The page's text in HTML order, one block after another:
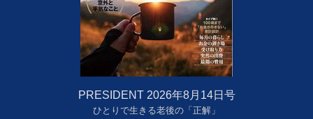
PRESIDENT 2026年8月14日号
ひとりで生きる老後の「正解」